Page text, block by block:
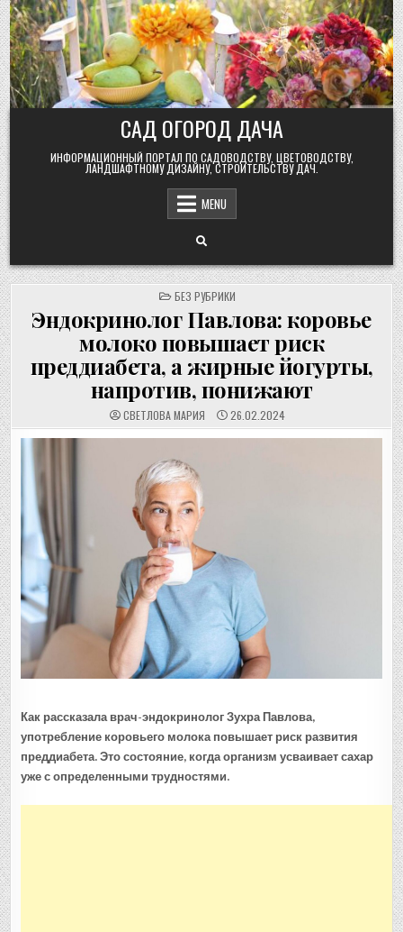
Skip
to
content
САД ОГОРОД ДАЧА
ИНФОРМАЦИОННЫЙ ПОРТАЛ ПО САДОВОДСТВУ, ЦВЕТОВОДСТВУ,
ЛАНДШАФТНОМУ ДИЗАЙНУ, СТРОИТЕЛЬСТВУ ДАЧ.
MENU
POSTED
IN
БЕЗ РУБРИКИ
Эндокринолог Павлова: коровье
молоко повышает риск
преддиабета, а жирные йогурты,
напротив, понижают
СВЕТЛОВА МАРИЯ 26.02.2024
Как рассказала врач-эндокринолог Зухра Павлова,
употребление коровьего молока повышает риск развития
преддиабета. Это состояние, когда организм усваивает сахар
уже с определенными трудностями.